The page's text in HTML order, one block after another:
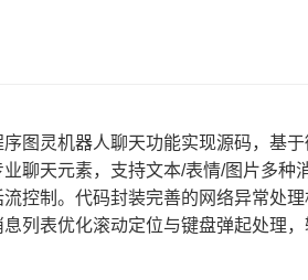
图灵机器人聊天功能实现源码，基
聊天元素，支持文本/表情/图片多
控制。代码封装完善的网络异常处
列表优化滚动定位与键盘弹起处理